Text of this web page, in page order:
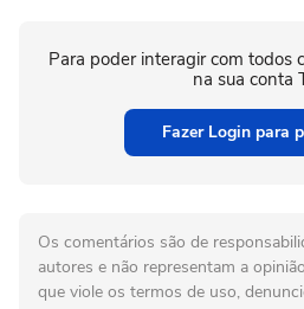
Para poder interagir com todos
na sua conta
Fazer Login para
Os comentários são de
autores e não representam a
que viole os termos de uso,